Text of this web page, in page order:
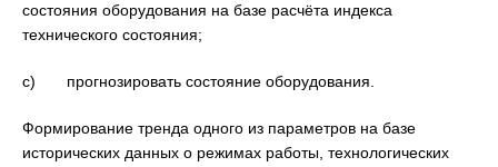
состояния оборудования на базе расчёта индекса
технического состояния;
с) прогнозировать состояние оборудования.
Формирование тренда одного из параметров на базе
исторических данных о режимах работы, технологических